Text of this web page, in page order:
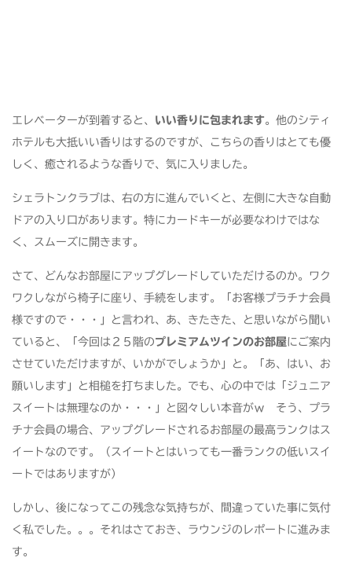
エレベーターが到着すると、 いい香りに包まれます。他のシティ
ホテルも大抵いい香りはするのですが、こちらの香りはとても優
しく、癒されるような香りで、気に入りました。
シェラトンクラブは、右の方に進んでいくと、左側に大きな自動
ドアの入り口があります。特にカードキーが必要なわけではな
く、スムーズに開きます。
さて、どんなお部屋にアップグレードしていただけるのか。ワク
ワクしながら椅子に座り、手続をします。「お客様プラチナ会員
様ですので・・・」と言われ、あ、きたきた、と思いながら聞い
ていると、「今回は２５階のプレミアムツインのお部屋にご案内
させていただけますが、いかがでしょうか」と。「あ、はい、お
願いします」と相槌を打ちました。でも、心の中では「ジュニア
スイートは無理なのか・・・」と図々しい本音がｗ そう、プラ
チナ会員の場合、アップグレードされるお部屋の最高ランクはス
イートなのです。（スイートとはいっても一番ランクの低いスイ
ートではありますが）
しかし、後になってこの残念な気持ちが、間違っていた事に気付
く私でした。。。それはさておき、ラウンジのレポートに進みま
す。